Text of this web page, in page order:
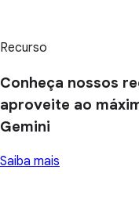
Recurso
Conheça nossos
aproveite ao
Gemini
Saiba mais